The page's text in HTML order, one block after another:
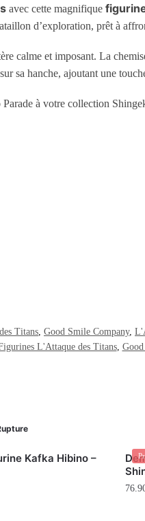
avec cette magnifique
d’exploration, prêt à
calme et imposant. La
sa hanche, ajoutant une
à votre collection
Titans, Good Smile Company,
L'Attaque des Titans,
Kafka Hibino –